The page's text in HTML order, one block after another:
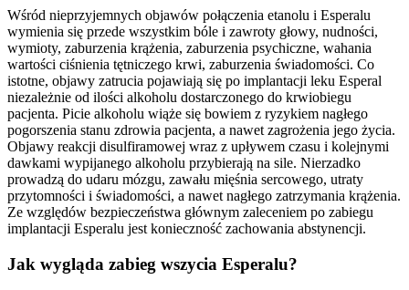
Wśród nieprzyjemnych objawów połączenia etanolu i Esperalu
wymienia się przede wszystkim bóle i zawroty głowy, nudności,
wymioty, zaburzenia krążenia, zaburzenia psychiczne, wahania
wartości ciśnienia tętniczego krwi, zaburzenia świadomości. Co
istotne, objawy zatrucia pojawiają się po implantacji leku Esperal
niezależnie od ilości alkoholu dostarczonego do krwiobiegu
pacjenta. Picie alkoholu wiąże się bowiem z ryzykiem nagłego
pogorszenia stanu zdrowia pacjenta, a nawet zagrożenia jego życia.
Objawy reakcji disulfiramowej wraz z upływem czasu i kolejnymi
dawkami wypijanego alkoholu przybierają na sile. Nierzadko
prowadzą do udaru mózgu, zawału mięśnia sercowego, utraty
przytomności i świadomości, a nawet nagłego zatrzymania krążenia.
Ze względów bezpieczeństwa głównym zaleceniem po zabiegu
implantacji Esperalu jest konieczność zachowania abstynencji.
Jak wygląda zabieg wszycia Esperalu?